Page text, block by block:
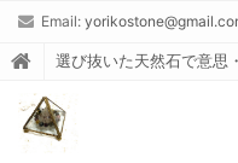
Email:
選び抜いた天然石で意思